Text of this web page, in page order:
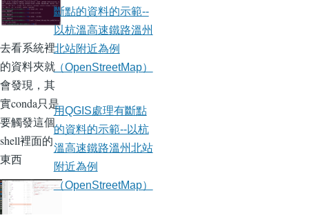
去看系統裡
的資料夾就
會發現，其
實conda只是
要觸發這個
shell裡面的
東西
斷點的資料的示範--
以杭溫高速鐵路溫州
北站附近為例
（OpenStreetMap）
用QGIS處理有斷點
的資料的示範--以杭
溫高速鐵路溫州北站
附近為例
（OpenStreetMap）